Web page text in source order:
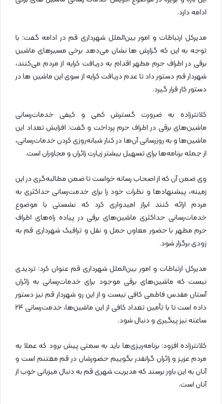
ادامه دارد.
مدیرکل ارتباطات و امور بین‌الملل شهرداری قم در ادامه گفت: با
توجه به این که گزارش ها نشان می‌دهد برخی مسیرهای ماشین
برقی در اطراف حرم مطهر اقدام به دریافت کرایه از مردم می‌کنند،
شهردار قم دستور داد تا عدم دریافت کرایه از سوی این ماشین ها در
دستور کار قرار گیرد.
کلانترزاده به ضرورت گسترش کمی و کیفی خدمات‌رسانی
ماشین‌های برقی در اطراف حرم پرداخت و گفت: افزایش تعداد این
ماشین‌ها و به روزرسانی آن‌ها در کنار شبانه‌روزی کردن خدمات‌رسانی،
از جمله برنامه‌ها برای تسهیل بیشتر زیارت زائران و مجاوران است.
وی ضمن آن که از اصحاب رسانه خواست تا ضمن مطالبه‌گری در این
زمینه، پیشنهادها و نظرات خود را برای خدمت‌رسانی حداکثری به
مردم ارائه کنند ابراز امیدواری کرد که نشستی با موضوع
خدمات‌رسانی حداکثری ماشین‌های برقی در پیاده راه‌های اطراف
حرم مطهر با حضور معاون حمل و نقل و ترافیک شهرداری قم به
زودی برگزار شود.
مدیرکل ارتباطات و امور بین‌الملل شهرداری قم عنوان کرد: تردیدی
نیست که ماشین‌های برقی موجود برای خدمات‌رسانی به زائران
آستان مقدس فاطمی کافی نیست و از این رو شهردار قم نیز دستور
داده است تا با تأمین تعداد کافی از این ماشین‌ها، خدمت‌رسانی ۲۴
ساعته نیز پیگیری و دنبال شود.
کلانترزاده افزود: برنامه‌ریزی‌ها باید به سمتی پیش برود که عملا به
مردم عزیز و زائران گرانقدر بگوییم حضورشان در قم مغتنم است و
آنان به این باور برسند که مدیریت شهری قم به دنبال میزبانی خوب از
آنان است.